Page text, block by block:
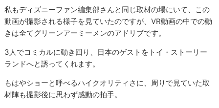
私もディズニーファン編集部さんと同じ取材の場にいて、この
動画が撮影される様子を見ていたのですが、VR動画の中での動
きは全てグリーンアーミーメンのアドリブです。
3人でコミカルに動き回り、日本のゲストをトイ・ストーリー
ランドへと誘ってくれます。
もはやショーと呼べるハイクオリティさに、周りで見ていた取
材陣も撮影後に思わず感動の拍手。